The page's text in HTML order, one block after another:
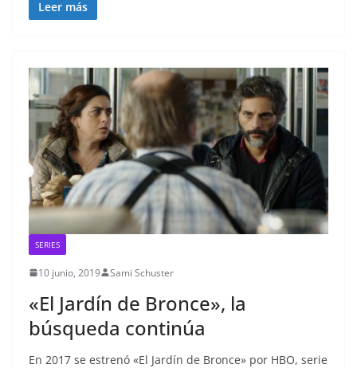
Leer más
SERIES
10 junio, 2019 Sami Schuster
«El Jardín de Bronce», la
búsqueda continúa
En 2017 se estrenó «El Jardín de Bronce» por HBO, serie